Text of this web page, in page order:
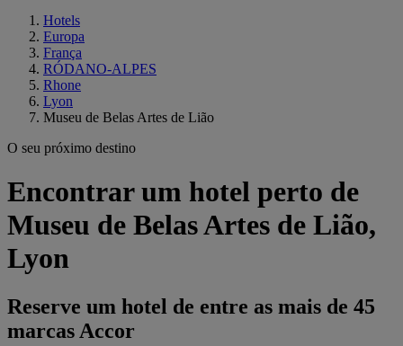
Hotels
Europa
França
RÓDANO-ALPES
Rhone
Lyon
Museu de Belas Artes de Lião
O seu próximo destino
Encontrar um hotel perto de
Museu de Belas Artes de Lião,
Lyon
Reserve um hotel de entre as mais de 45
marcas Accor